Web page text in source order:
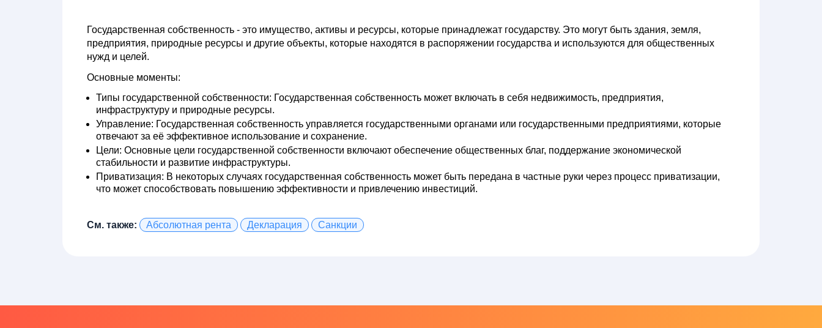
Государственная собственность - это имущество, активы и ресурсы, которые принадлежат государству. Это могут быть здания, земля,
предприятия, природные ресурсы и другие объекты, которые находятся в распоряжении государства и используются для общественных
нужд и целей.
Основные моменты:
Типы государственной собственности: Государственная собственность может включать в себя недвижимость, предприятия,
инфраструктуру и природные ресурсы.
Управление: Государственная собственность управляется государственными органами или государственными предприятиями, которые
отвечают за её эффективное использование и сохранение.
Цели: Основные цели государственной собственности включают обеспечение общественных благ, поддержание экономической
стабильности и развитие инфраструктуры.
Приватизация: В некоторых случаях государственная собственность может быть передана в частные руки через процесс приватизации,
что может способствовать повышению эффективности и привлечению инвестиций.
См. также: Абсолютная рента Декларация Санкции